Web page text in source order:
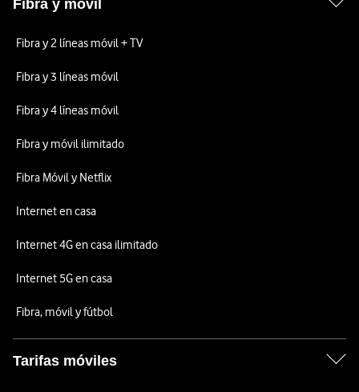
Fibra y móvil
Fibra y 2 líneas móvil + TV
Fibra y 3 líneas móvil
Fibra y 4 líneas móvil
Fibra y móvil ilimitado
Fibra Móvil y Netflix
Internet en casa
Internet 4G en casa ilimitado
Internet 5G en casa
Fibra, móvil y fútbol
Tarifas móviles